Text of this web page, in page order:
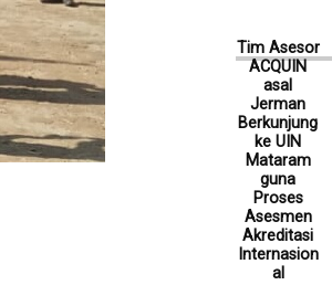
Tim Asesor
ACQUIN
asal
Jerman
Berkunjung
ke UIN
Mataram
guna
Proses
Asesmen
Akreditasi
Internasion
al